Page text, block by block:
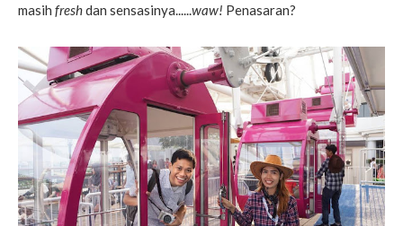
masih freshdan sensasinya......waw! Penasaran?